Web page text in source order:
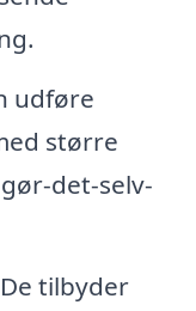
udføre
større
det-selv-
De tilbyder